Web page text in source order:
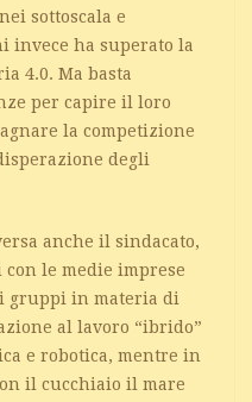
sottoscala e
invece ha superato la
4.0. Ma basta
per capire il loro
la competizione
degli
anche il sindacato,
le medie imprese
gruppi in materia di
al lavoro “ibrido”
e robotica, mentre in
il cucchiaio il mare